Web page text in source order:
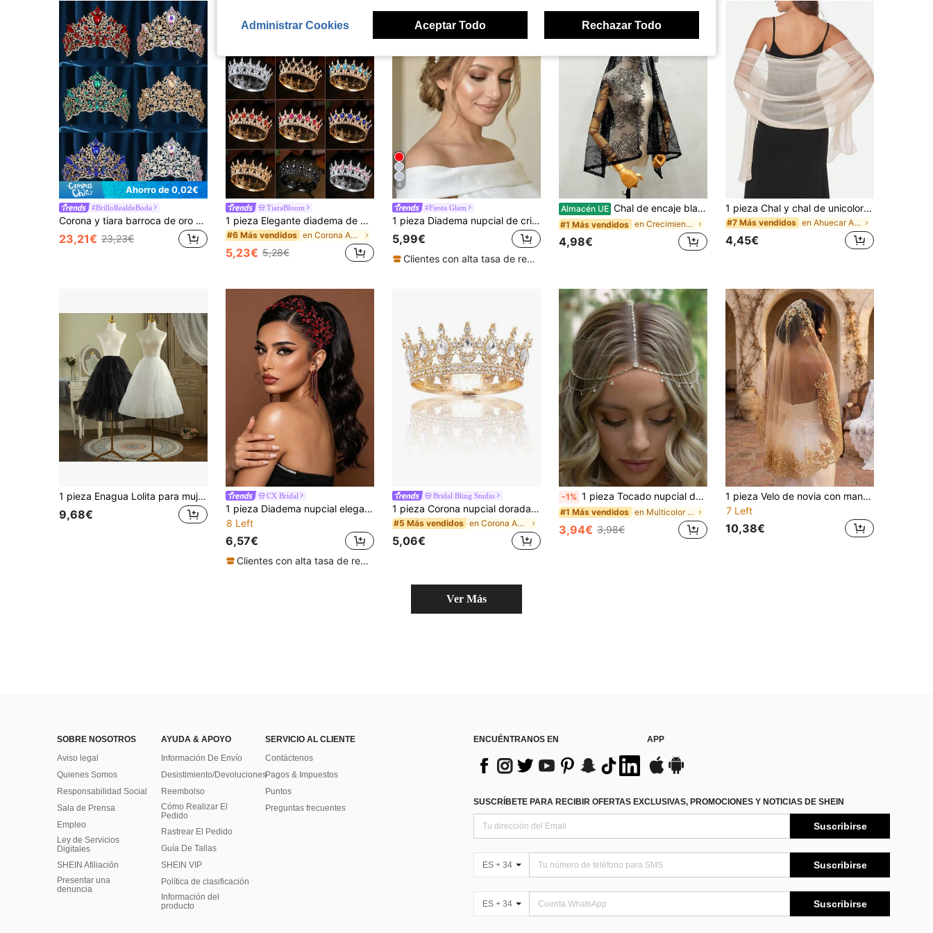
Ahorro de 0,02€
#BrilloRealdeBoda
Corona y tiara barroca de oro con cristal y perla, coronas de novia y reina para boda, tiaras decorativas de princesa con rhinestone, accesorios para el cabello para mujeres y niñas
23,21€ 23,23€
TiaraBloom
1 pieza Elegante diadema de mujer con decoración de cristales con diseño de corona, adecuada para decoración de tocado real, accesorios para el cabello de boda
#6 Más vendidos en Corona Accesorios De Boda
5,23€ 5,28€
6
#Fiesta Glam
1 pieza Diadema nupcial de cristal hecha a mano de estilo minimalista, adecuada para fiestas, celebraciones y uso diario
5,99€
Clientes con alta tasa de repetición
Almacén UE Chal de encaje blanco de novia, velo de boda negro estilo latino, accesorios de Halloween, Día de San Valentín, otoño
#1 Más vendidos en Crecimiento más rápido Accesorios De Boda
4,98€
1 pieza Chal y chal de unicolor para mujer, para vestido de noche, pañuelo ligero para invitados de boda, dama de honor, elegante, fiesta
#7 Más vendidos en Ahuecar Accesorios De Boda
4,45€
1 pieza Enagua Lolita para mujer CH, tul cristal blanco corto de 40 cm, tul cristal largo de 80 cm, tul cristal de doble capa con forro, falda sin ballenas, enagua ajustable
9,68€
CX Bridal
1 pieza Diadema nupcial elegante hecha a mano con strass, accesorio para el cabello de mujer, decoración de boda, adecuada para celebración, baile, fotografía, fiesta
8 Left
6,57€
Clientes con alta tasa de repetición
Bridal Bling Studio
1 pieza Corona nupcial dorada, Tiara de princesa de cristal, Corona de boda/cumpleaños de alta gama
#5 Más vendidos en Corona Accesorios De Boda
5,06€
-1% 1 pieza Tocado nupcial de lujo para mujer, accesorios para el cabello bohemios de moda, tocado de boda en color dorado y plateado. Accesorios para el Día de San Valentín
#1 Más vendidos en Multicolor Tocados de novia
3,94€ 3,98€
1 pieza Velo de novia con mantilla de encaje y lentejuelas, longitud hasta los dedos, con peine para novias, para celebraciones, iglesia y misa, en colores verde, rojo y dorado
7 Left
10,38€
Ver Más
SOBRE NOSOTROS
Aviso legal
Quienes Somos
Responsabilidad Social
Sala de Prensa
Empleo
Ley de Servicios
Digitales
SHEIN Afiliación
Presentar una
denuncia
AYUDA & APOYO
Información De Envío
Desistimiento/Devoluciones
Reembolso
Cómo Realizar El
Pedido
Rastrear El Pedido
Guía De Tallas
SHEIN VIP
Política de clasificación
​Información del
producto
SERVICIO AL CLIENTE
Contáctenos
Pagos & Impuestos
Puntos
Preguntas frecuentes
ENCUÉNTRANOS EN APP
SUSCRÍBETE PARA RECIBIR OFERTAS EXCLUSIVAS, PROMOCIONES Y NOTICIAS DE SHEIN
Suscribirse
ES + 34 Suscribirse
ES + 34 Suscribirse
Administrar Cookies Aceptar Todo Rechazar Todo